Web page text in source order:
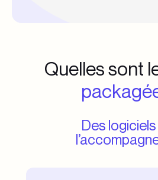
Quelles sont
Des